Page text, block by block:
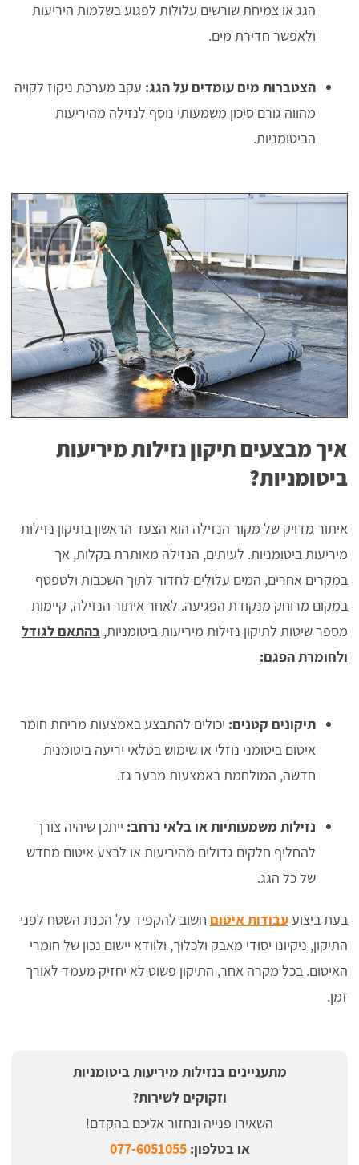
הגג או צמיחת שורשים עלולות לפגוע בשלמות היריעות
ולאפשר חדירת מים.
הצטברות מים עומדים על הגג: עקב מערכת ניקוז לקויה
מהווה גורם סיכון משמעותי נוסף לנזילה מהיריעות
הביטומניות.
איך מבצעים תיקון נזילות מיריעות
ביטומניות?
איתור מדויק של מקור הנזילה הוא הצעד הראשון בתיקון נזילות
מיריעות ביטומניות. לעיתים, הנזילה מאותרת בקלות, אך
במקרים אחרים, המים עלולים לחדור לתוך השכבות ולטפטף
במקום מרוחק מנקודת הפגיעה. לאחר איתור הנזילה, קיימות
מספר שיטות לתיקון נזילות מיריעות ביטומניות, בהתאם לגודל
ולחומרת הפגם:
תיקונים קטנים: יכולים להתבצע באמצעות מריחת חומר
איטום ביטומני נוזלי או שימוש בטלאי יריעה ביטומנית
חדשה, המולחמת באמצעות מבער גז.
נזילות משמעותיות או בלאי נרחב: ייתכן שיהיה צורך
להחליף חלקים גדולים מהיריעות או לבצע איטום מחדש
של כל הגג.
בעת ביצועעבודות איטום חשוב להקפיד על הכנת השטח לפני
התיקון, ניקיונו יסודי מאבק ולכלוך, ולוודא יישום נכון של חומרי
האיטום. בכל מקרה אחר, התיקון פשוט לא יחזיק מעמד לאורך
זמן.
מתעניינים בנזילות מיריעות ביטומניות
וזקוקים לשירות?
השאירו פנייה ונחזור אליכם בהקדם!
או בטלפון:077-6051055